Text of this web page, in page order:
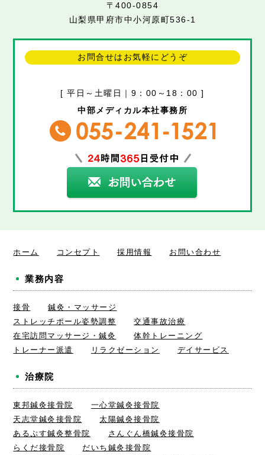
〒400-0854
山梨県甲府市中小河原町536-1
お問合せはお気軽にどうぞ
[ 平日～土曜日｜9：00～18：00 ]
中部メディカル本社事務所
ホーム コンセプト 採用情報 お問い合わせ
業務内容
接骨
鍼灸・マッサージ
ストレッチポール姿勢調整
交通事故治療
在宅訪問マッサージ・鍼灸
体幹トレーニング
トレーナー派遣
リラクゼーション デイサービス
治療院
東邦鍼灸接骨院
一心堂鍼灸接骨院
天志堂鍼灸接骨院
太陽鍼灸接骨院
あるぷす鍼灸整骨院
さんぐん橋鍼灸接骨院
らくだ接骨院
だいち鍼灸接骨院